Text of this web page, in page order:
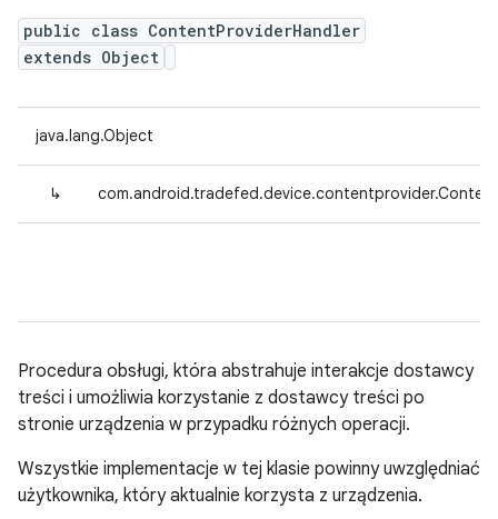
public class ContentProviderHandler
extends Object
java.lang.Object
↳
Procedura obsługi, która abstrahuje interakcje dostawcy
treści i umożliwia korzystanie z dostawcy treści po
stronie urządzenia w przypadku różnych operacji.
Wszystkie implementacje w tej klasie powinny uwzględniać
użytkownika, który aktualnie korzysta z urządzenia.